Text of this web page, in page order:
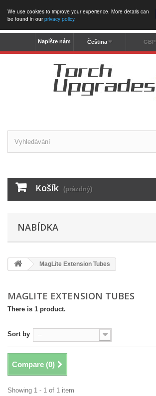
We use cookies to improve your experience. More details can
be found in ourprivacy policy.
GBP
Čeština
Napište nám
Košík (prázdný)
NABÍDKA
MagLite Extension Tubes
MAGLITE EXTENSION TUBES
There is 1 product.
Sort by --
Compare (0)
Showing 1 - 1 of 1 item